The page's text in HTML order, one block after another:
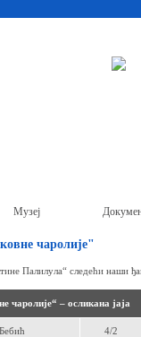
Музеј
чаролије"
Палилула“ следећи наши
чаролије“ – осликана јаја
4/2